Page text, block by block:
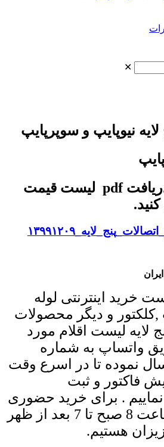
✕
لایه نیوپایپ و سوپرپایپ
برای مشاهده و دریافت pdf لیست قیمت
خرید اینترنتی لوله
,کلکتور و دیگر محصولات
لایه لیست اقلام مورد
واتساپ به شماره
نموده تا در اسرع وقت
فاکتور و ثبت
. برای خرید حضوری
نیز همه روز از ساعت 8 صبح تا 7 بعد از ظهر
هستیم.